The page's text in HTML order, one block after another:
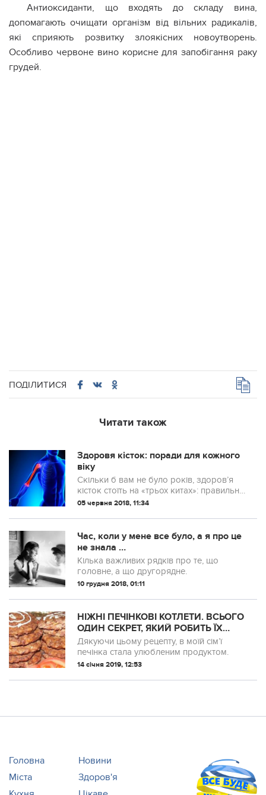
Антиоксиданти, що входять до складу вина,
допомагають очищати організм від вільних радикалів,
які сприяють розвитку злоякісних новоутворень.
Особливо червоне вино корисне для запобігання раку
грудей.
ПОДІЛИТИСЯ
Читати також
Здоровя кісток: поради для кожного
віку
Скільки б вам не було років, здоров’я
кісток стоїть на «трьох китах»: правильне
харчування, фізичні вправи і відмова від
є і свої особливі правила, ...
05 червня 2018, 11:34
Час, коли у мене все було, а я про це
не знала …
Кілька важливих рядків про те, що
головне, а що другорядне.
10 грудня 2018, 01:11
НІЖНІ ПЕЧІНКОВІ КОТЛЕТИ. ВСЬОГО
ОДИН СЕКРЕТ, ЯКИЙ РОБИТЬ ЇХ
НЕЙМОВІРНО СМАЧНИМИ! ТЕПЕР В
МОЇЙ СІМ’Ї ПЕЧІНКУ ЇДЯТЬ УСІ!
Дякуючи цьому рецепту, в моїй сім’ї
печінка стала улюбленим продуктом.
14 січня 2019, 12:53
Головна
Новини
Міста
Здоров'я